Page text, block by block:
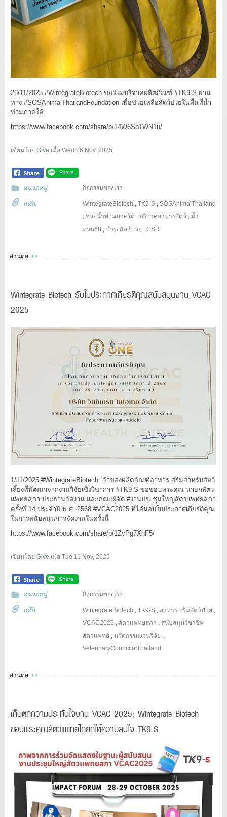
26/11/2025 #WintegrateBiotech ขอร่วมบริจาคผลิตภัณฑ์ #TK9-S ผ่าน
ทาง #SOSAnimalThailandFoundation เพื่อช่วยเหลือสัตว์ป่วยในพื้นที่น้ำ
ท่วมภาคใต้
https://www.facebook.com/share/p/14W6Sb1WN1u/
เขียนโดย Give เมื่อ Wed 26 Nov, 2025
หมวดหมู่ กิจกรรมของเรา
แท๊ก: WintegrateBiotech ,TK9-S ,SOSAnimalThailand
ช่วยน้ำท่วมภาคใต้ ,บริจาคอาหารสัตว์ ,น้ำ
ท่วม68 ,บำรุงสัตว์ป่วย ,CSR
อ่านต่อ
Wintegrate Biotech รับใบประกาศเกียรติคุณสนับสนุนงาน VCAC
2025
1/11/2025 #WintegrateBiotech เจ้าของผลิตภัณฑ์อาหารเสริมสำหรับสัตว์
เลี้ยงที่พัฒนาจากงานวิจัยเชิงวิชาการ #TK9-S ขอขอบพระคุณ นายกสัตว
แพทยสภา ประธานจัดงาน และคณะผู้จัด #งานประชุมใหญ่สัตวแพทยสภา
ครั้งที่ 14 ประจำปี พ.ศ. 2568 #VCAC2025 ที่ได้มอบใบประกาศเกียรติคุณ
ในการสนับสนุนการจัดงานในครั้งนี้
https://www.facebook.com/share/p/1ZyPg7XhF5/
เขียนโดย Give เมื่อ Tue 11 Nov, 2025
หมวดหมู่ กิจกรรมของเรา
แท๊ก: WintegrateBiotech ,TK9-S อาหารเสริมสัตว์ป่วย
VCAC2025
สัตวแพทยสภา
สนับสนุนวิชาชีพ
สัตวแพทย์ ,นวัตกรรมงานวิจัย
VeterinaryCouncilofThailand
อ่านต่อ
เก็บตกความประทับใจงาน VCAC 2025: Wintegrate Biotech
ขอบพระคุณสัตวแพทย์ไทยที่ให้ความสนใจ TK9-S